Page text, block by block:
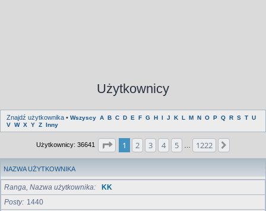
Użytkownicy
Znajdź użytkownika • Wszyscy A B C D E F G H I J K L M N O P Q R S T U
V W X Y Z Inny
Użytkownicy: 36641 Strona1 z1222
1 2 3 4 5 1222
NAZWA UŻYTKOWNIKA
Ranga, Nazwa użytkownika
KK
Posty
1440